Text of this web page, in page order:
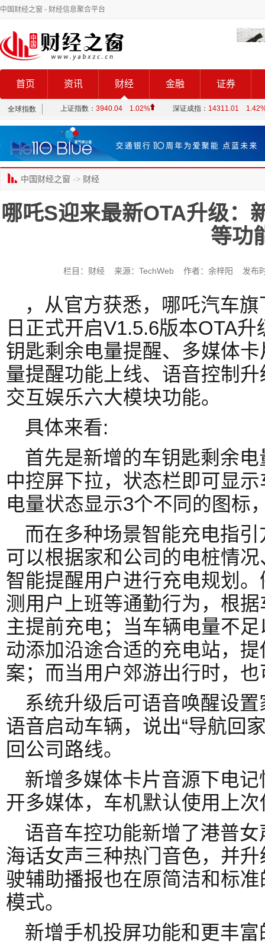
中国财经之窗 - 财经信息聚合平台
首页 资讯 财经 金融 证券
中国财经之窗 -> 财经
哪吒S迎来最新OTA升级：
等功
栏目：财经 来源：TechWeb 作者：余梓阳 发布
，从官方获悉，哪吒汽车
日正式开启V1.5.6版本OTA
钥匙剩余电量提醒、多媒体
量提醒功能上线、语音控制
交互娱乐六大模块功能。
具体来看:
首先是新增的车钥匙剩余
中控屏下拉，状态栏即可显
电量状态显示3个不同的图标
而在多种场景智能充电指
可以根据家和公司的电桩情
智能提醒用户进行充电规划
测用户上班等通勤行为，根
主提前充电；当车辆电量不
动添加沿途合适的充电站，
案；而当用户郊游出行时，
系统升级后可语音唤醒设置
语音启动车辆，说出“导航回
回公司路线。
新增多媒体卡片音源下电
开多媒体，车机默认使用上
语音车控功能新增了港普
海话女声三种热门音色，并
驶辅助播报也在原简洁和标准
模式。
新增手机投屏功能和更丰